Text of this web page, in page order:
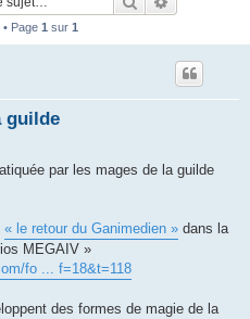
Page 1 sur 1
guilde
par les mages de la guilde
« le retour du Ganimedien » dans la
MEGAIV »
fo ... f=18&t=118
des formes de magie de la